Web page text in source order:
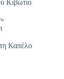
Κιβώτιο
Καπέλο